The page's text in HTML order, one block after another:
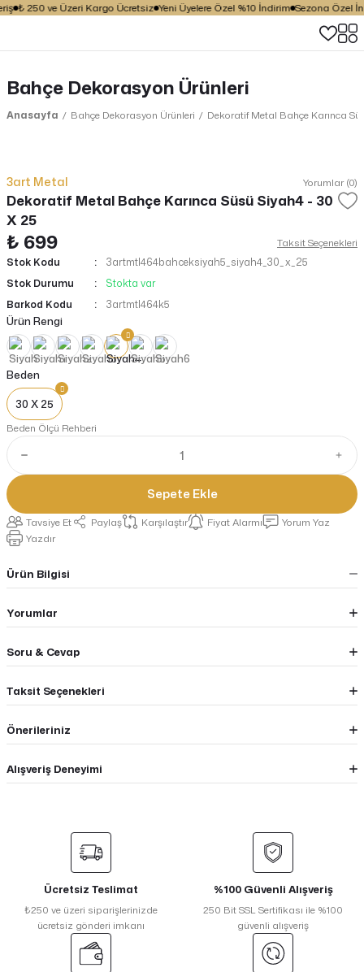
₺ 250 ve Üzeri Kargo Ücretsiz Yeni Üyelere Özel %10 İndirim Sezona Özel
Bahçe Dekorasyon Ürünleri
Anasayfa Bahçe Dekorasyon Ürünleri Dekoratif Metal Bahçe Karınca
3art Metal Yorumlar (0)
Dekoratif Metal Bahçe Karınca Süsü Siyah4 - 30
X 25
₺ 699
Taksit Seçenekleri
Stok Kodu
3artmtl464bahceksiyah5_siyah4_30_x_25
Stok Durumu
Stokta var
Barkod Kodu
3artmtl464k5
Ürün Rengi
Beden
30 X 25
Beden Ölçü Rehberi
Sepete Ekle
Tavsiye Et Paylaş Karşılaştır Fiyat Alarmı
Yorum Yaz
Yazdır
Ürün Bilgisi
Yorumlar
Soru & Cevap
Taksit Seçenekleri
Önerileriniz
Alışveriş Deneyimi
Ücretsiz Teslimat
₺250 ve üzeri siparişlerinizde
ücretsiz gönderi imkanı
%100 Güvenli Alışveriş
250 Bit SSL Sertifikası ile %100
güvenli alışveriş